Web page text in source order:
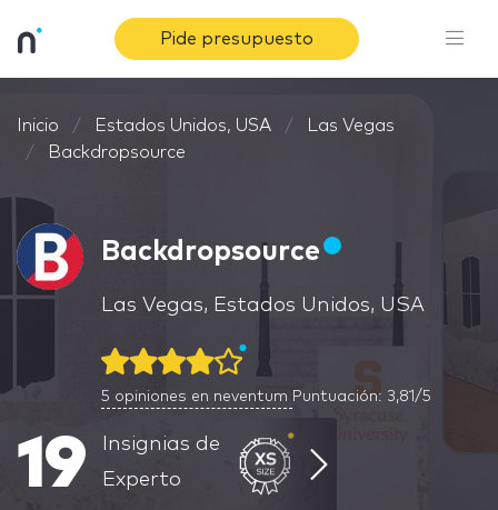
Pide presupuesto
Inicio Estados Unidos, USA
Las Vegas
Backdropsource
Backdropsource
Las Vegas, Estados Unidos, USA
5 opiniones en neventum Puntuación: 3,81/5
19
Insignias de
Experto